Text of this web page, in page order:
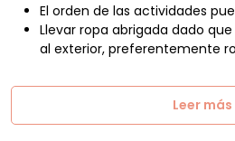
El orden de las actividades
Llevar ropa abrigada dado
al exterior, preferentemente
Leer más